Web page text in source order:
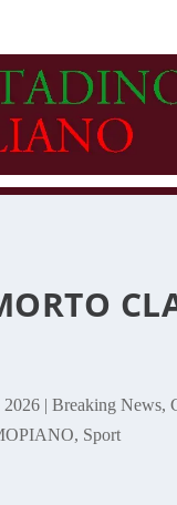
2026 |Breaking News,
, Sport